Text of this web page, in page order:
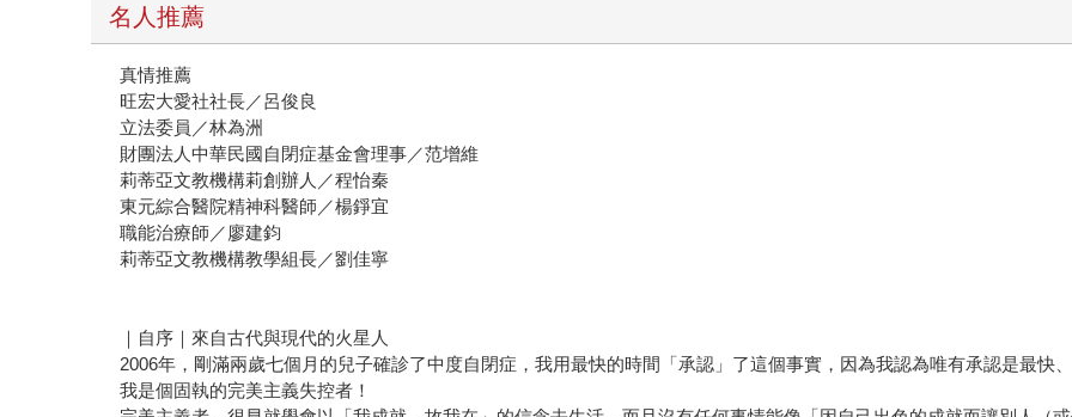
名人推薦
真情推薦
旺宏大愛社社長／呂俊良
立法委員／林為洲
財團法人中華民國自閉症基金會理事／范增維
莉蒂亞文教機構莉創辦人／程怡秦
東元綜合醫院精神科醫師／楊錚宜
職能治療師／廖建鈞
莉蒂亞文教機構教學組長／劉佳寧
｜自序｜來自古代與現代的火星人
2006年，剛滿兩歲七個月的兒子確診了中度自閉症，我用最快的時間「承認」了這個事實，因為我認為唯有承認是最快
我是個固執的完美主義失控者！